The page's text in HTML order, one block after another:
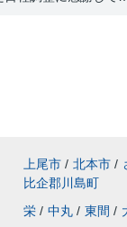
上尾市 / 北本市 /
比企郡川島町
栄 / 中丸 / 東間 /